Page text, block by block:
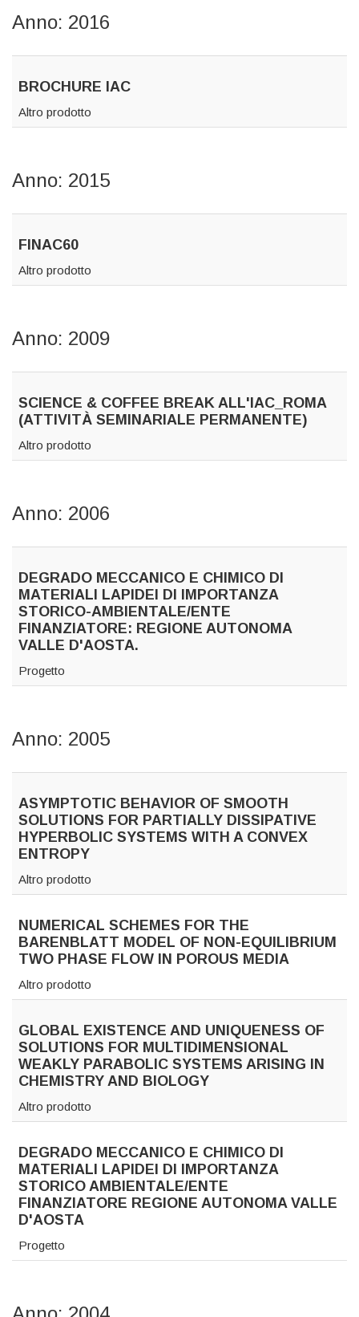
Anno: 2016
BROCHURE IAC
Altro prodotto
Anno: 2015
FINAC60
Altro prodotto
Anno: 2009
SCIENCE & COFFEE BREAK ALL'IAC_ROMA
(ATTIVITÀ SEMINARIALE PERMANENTE)
Altro prodotto
Anno: 2006
DEGRADO MECCANICO E CHIMICO DI
MATERIALI LAPIDEI DI IMPORTANZA
STORICO-AMBIENTALE/ENTE
FINANZIATORE: REGIONE AUTONOMA
VALLE D'AOSTA.
Progetto
Anno: 2005
ASYMPTOTIC BEHAVIOR OF SMOOTH
SOLUTIONS FOR PARTIALLY DISSIPATIVE
HYPERBOLIC SYSTEMS WITH A CONVEX
ENTROPY
Altro prodotto
NUMERICAL SCHEMES FOR THE
BARENBLATT MODEL OF NON-EQUILIBRIUM
TWO PHASE FLOW IN POROUS MEDIA
Altro prodotto
GLOBAL EXISTENCE AND UNIQUENESS OF
SOLUTIONS FOR MULTIDIMENSIONAL
WEAKLY PARABOLIC SYSTEMS ARISING IN
CHEMISTRY AND BIOLOGY
Altro prodotto
DEGRADO MECCANICO E CHIMICO DI
MATERIALI LAPIDEI DI IMPORTANZA
STORICO AMBIENTALE/ENTE
FINANZIATORE REGIONE AUTONOMA VALLE
D'AOSTA
Progetto